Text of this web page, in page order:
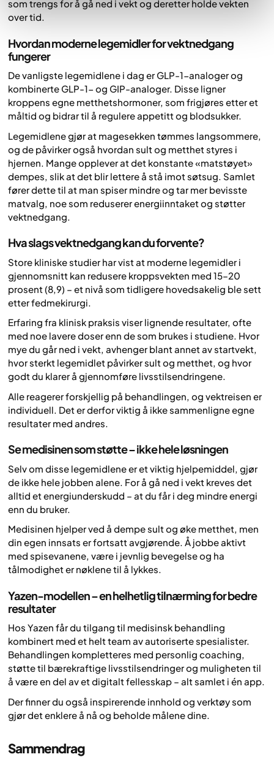
som trengs for å gå ned i vekt og deretter holde vekten
over tid.
Hvordan moderne legemidler for vektnedgang
fungerer
De vanligste legemidlene i dag er GLP-1-analoger og
kombinerte GLP-1- og GIP-analoger. Disse ligner
kroppens egne metthetshormoner, som frigjøres etter et
måltid og bidrar til å regulere appetitt og blodsukker.
Legemidlene gjør at magesekken tømmes langsommere,
og de påvirker også hvordan sult og metthet styres i
hjernen. Mange opplever at det konstante «matstøyet»
dempes, slik at det blir lettere å stå imot søtsug. Samlet
fører dette til at man spiser mindre og tar mer bevisste
matvalg, noe som reduserer energiinntaket og støtter
vektnedgang.
Hva slags vektnedgang kan du forvente?
Store kliniske studier har vist at moderne legemidler i
gjennomsnitt kan redusere kroppsvekten med 15–20
prosent (8,9) – et nivå som tidligere hovedsakelig ble sett
etter fedmekirurgi.
Erfaring fra klinisk praksis viser lignende resultater, ofte
med noe lavere doser enn de som brukes i studiene. Hvor
mye du går ned i vekt, avhenger blant annet av startvekt,
hvor sterkt legemidlet påvirker sult og metthet, og hvor
godt du klarer å gjennomføre livsstilsendringene.
Alle reagerer forskjellig på behandlingen, og vektreisen er
individuell. Det er derfor viktig å ikke sammenligne egne
resultater med andres.
Se medisinen som støtte – ikke hele løsningen
Selv om disse legemidlene er et viktig hjelpemiddel, gjør
de ikke hele jobben alene. For å gå ned i vekt kreves det
alltid et energiunderskudd – at du får i deg mindre energi
enn du bruker.
Medisinen hjelper ved å dempe sult og øke metthet, men
din egen innsats er fortsatt avgjørende. Å jobbe aktivt
med spisevanene, være i jevnlig bevegelse og ha
tålmodighet er nøklene til å lykkes.
Yazen-modellen – en helhetlig tilnærming for bedre
resultater
Hos Yazen får du tilgang til medisinsk behandling
kombinert med et helt team av autoriserte spesialister.
Behandlingen kompletteres med personlig coaching,
støtte til bærekraftige livsstilsendringer og muligheten til
å være en del av et digitalt fellesskap – alt samlet i én app.
Der finner du også inspirerende innhold og verktøy som
gjør det enklere å nå og beholde målene dine.
Sammendrag